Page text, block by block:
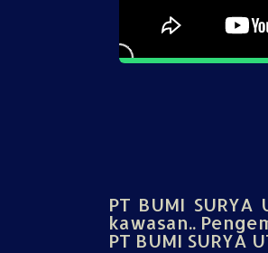
PT BUMI
kawasan..
PT BUMI